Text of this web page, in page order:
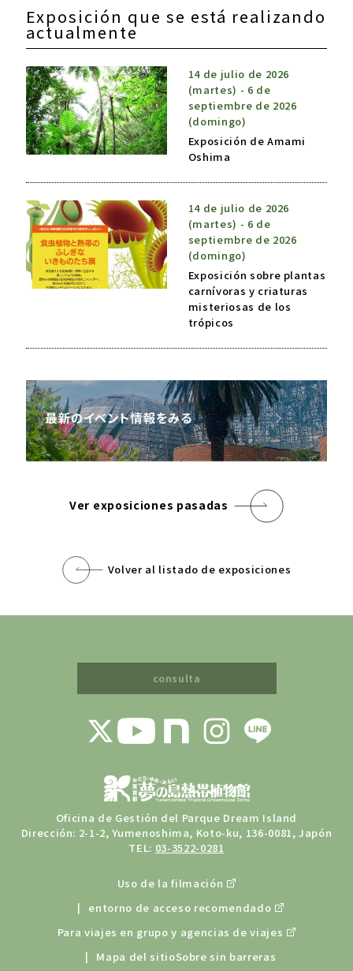
Exposición que se está realizando
actualmente
14 de julio de 2026
(martes) - 6 de
septiembre de 2026
(domingo)
Exposición de Amami
Oshima
14 de julio de 2026
(martes) - 6 de
septiembre de 2026
(domingo)
Exposición sobre plantas
carnívoras y criaturas
misteriosas de los
trópicos
Ver exposiciones pasadas
Volver al listado de exposiciones
consulta
Oficina de Gestión del Parque Dream Island
Dirección: 2-1-2, Yumenoshima, Koto-ku, 136-0081, Japón
TEL: 03-3522-0281
Uso de la filmación
entorno de acceso recomendado
Para viajes en grupo y agencias de viajes
Mapa del sitioSobre sin barreras